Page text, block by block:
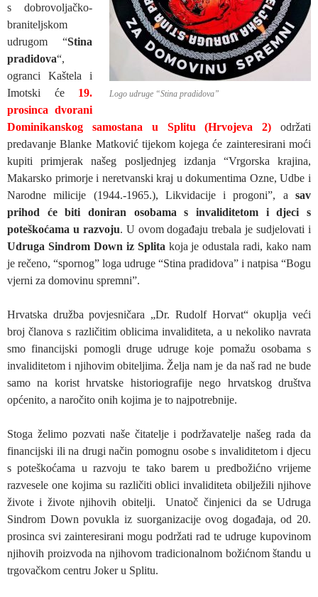
Logo udruge “Stina pradidova”
s dobrovoljačko-
braniteljskom
udrugom “Stina
pradidova“,
ogranci Kaštela i
Imotski će 19.
prosinca dvorani
Dominikanskog samostana u Splitu (Hrvojeva 2) održati
predavanje Blanke Matković tijekom kojega će zainteresirani moći
kupiti primjerak našeg posljednjeg izdanja “Vrgorska krajina,
Makarsko primorje i neretvanski kraj u dokumentima Ozne, Udbe i
Narodne milicije (1944.-1965.), Likvidacije i progoni”, a sav
prihod će biti doniran osobama s invaliditetom i djeci s
poteškoćama u razvoju. U ovom događaju trebala je sudjelovati i
Udruga Sindrom Down iz Splita koja je odustala radi, kako nam
je rečeno, “spornog” loga udruge “Stina pradidova” i natpisa “Bogu
vjerni za domovinu spremni”.
Hrvatska družba povjesničara „Dr. Rudolf Horvat“ okuplja veći
broj članova s različitim oblicima invaliditeta, a u nekoliko navrata
smo financijski pomogli druge udruge koje pomažu osobama s
invaliditetom i njihovim obiteljima. Želja nam je da naš rad ne bude
samo na korist hrvatske historiografije nego hrvatskog društva
općenito, a naročito onih kojima je to najpotrebnije.
Stoga želimo pozvati naše čitatelje i podržavatelje našeg rada da
financijski ili na drugi način pomognu osobe s invaliditetom i djecu
s poteškoćama u razvoju te tako barem u predbožićno vrijeme
razvesele one kojima su različiti oblici invaliditeta obilježili njihove
živote i živote njihovih obitelji. Unatoč činjenici da se Udruga
Sindrom Down povukla iz suorganizacije ovog događaja, od 20.
prosinca svi zainteresirani mogu podržati rad te udruge kupovinom
njihovih proizvoda na njihovom tradicionalnom božićnom štandu u
trgovačkom centru Joker u Splitu.